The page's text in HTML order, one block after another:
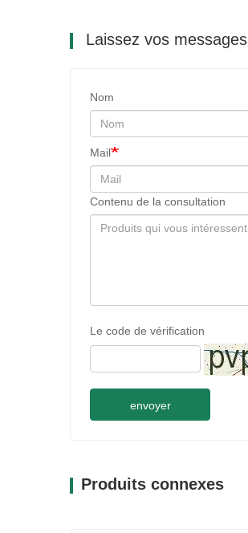
Laissez vos messages
Nom
Mail
Contenu de la consultation
Le code de vérification
envoyer
Produits connexes